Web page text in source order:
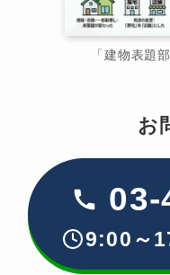
「建物表題
お
03-
9:00～